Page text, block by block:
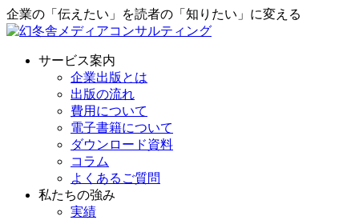
企業の「伝えたい」を読者の「知りたい」に変える
サービス案内
企業出版とは
出版の流れ
費用について
電子書籍について
ダウンロード資料
コラム
よくあるご質問
私たちの強み
実績